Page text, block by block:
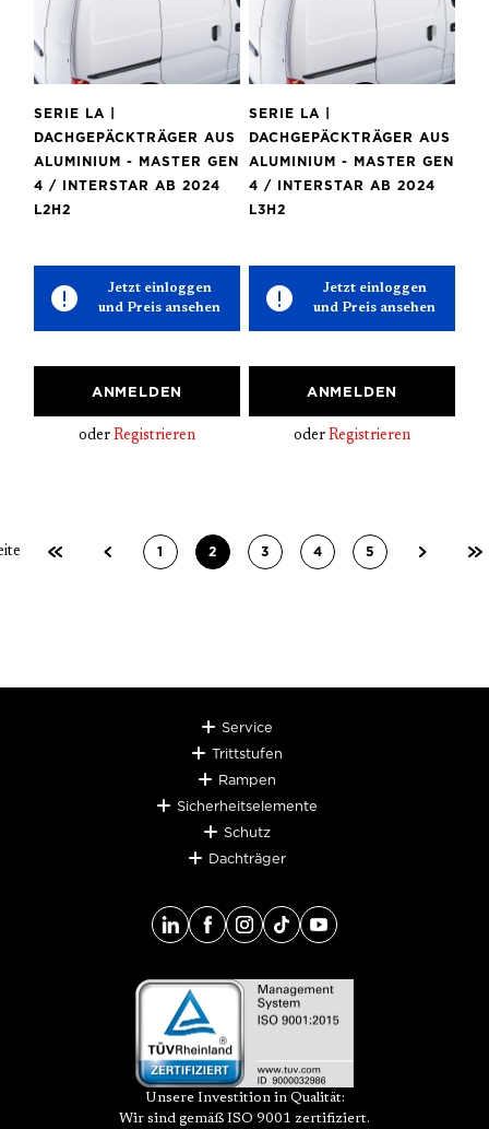
SERIE LA |
DACHGEPÄCKTRÄGER AUS
ALUMINIUM - MASTER GEN
4 / INTERSTAR AB 2024
L2H2
Jetzt einloggen
und Preis ansehen
ANMELDEN
oder Registrieren
SERIE LA |
DACHGEPÄCKTRÄGER AUS
ALUMINIUM - MASTER GEN
4 / INTERSTAR AB 2024
L3H2
Jetzt einloggen
und Preis ansehen
ANMELDEN
oder Registrieren
Seite
1 Seite
2 Seite
3 Seite
4 Seite
5
Service
Trittstufen
Rampen
Sicherheitselemente
Schutz
Dachträger
Unsere Investition in Qualität:
Wir sind gemäß ISO 9001 zertifiziert.